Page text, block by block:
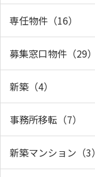
専任物件（16）
募集窓口物件（29）
新築（4）
事務所移転（7）
新築マンション（3）